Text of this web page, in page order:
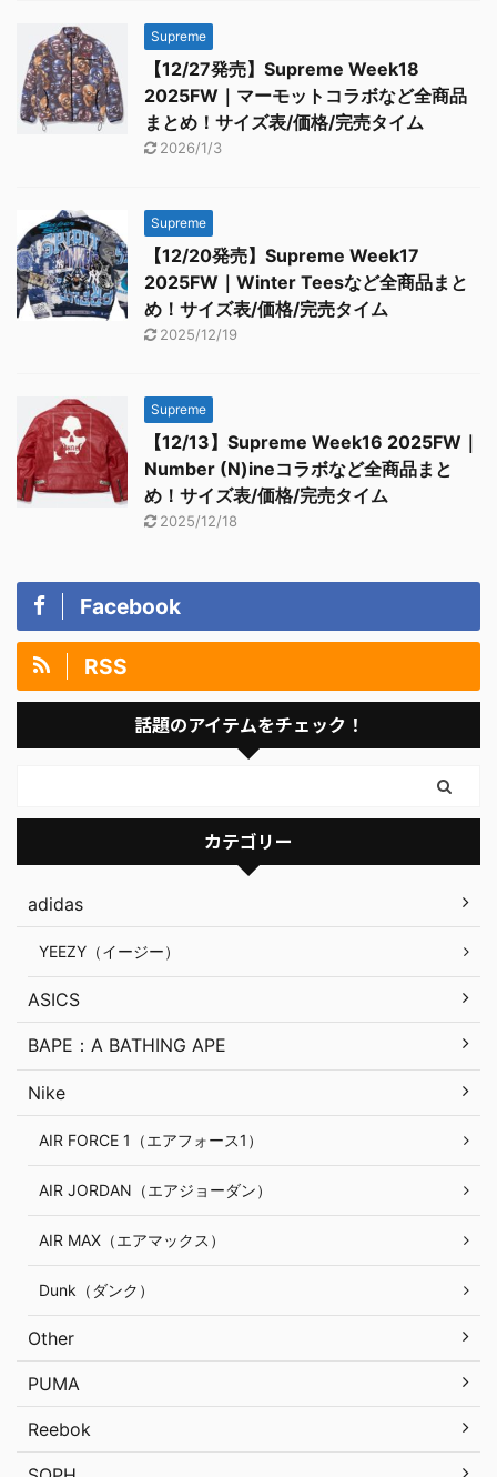
Supreme
【12/27発売】Supreme Week18
2025FW｜マーモットコラボなど全商品
まとめ！サイズ表/価格/完売タイム
2026/1/3
Supreme
【12/20発売】Supreme Week17
2025FW｜Winter Teesなど全商品まと
め！サイズ表/価格/完売タイム
2025/12/19
Supreme
【12/13】Supreme Week16 2025FW｜
Number (N)ineコラボなど全商品まと
め！サイズ表/価格/完売タイム
2025/12/18
Facebook
RSS
話題のアイテムをチェック！
カテゴリー
adidas
YEEZY（イージー）
ASICS
BAPE：A BATHING APE
Nike
AIR FORCE 1（エアフォース1）
AIR JORDAN（エアジョーダン）
AIR MAX（エアマックス）
Dunk（ダンク）
Other
PUMA
Reebok